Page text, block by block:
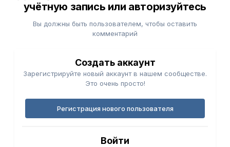
учётную запись или авторизуйтесь
Вы должны быть пользователем, чтобы оставить
комментарий
Создать аккаунт
Зарегистрируйте новый аккаунт в нашем сообществе.
Это очень просто!
Регистрация нового пользователя
Войти